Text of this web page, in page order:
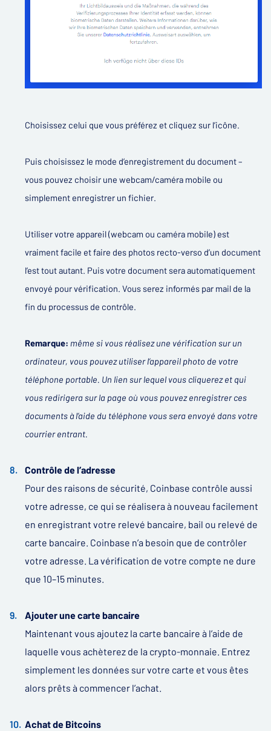
Choisissez celui que vous préférez et cliquez sur l’icône.
Puis choisissez le mode d’enregistrement du document –
vous pouvez choisir une webcam/caméra mobile ou
simplement enregistrer un fichier.
Utiliser votre appareil (webcam ou caméra mobile) est
vraiment facile et faire des photos recto-verso d’un document
l’est tout autant. Puis votre document sera automatiquement
envoyé pour vérification. Vous serez informés par mail de la
fin du processus de contrôle.
Remarque: même si vous réalisez une vérification sur un
ordinateur, vous pouvez utiliser l’appareil photo de votre
téléphone portable. Un lien sur lequel vous cliquerez et qui
vous redirigera sur la page où vous pouvez enregistrer ces
documents à l’aide du téléphone vous sera envoyé dans votre
courrier entrant.
Contrôle de l’adresse
Pour des raisons de sécurité, Coinbase contrôle aussi
votre adresse, ce qui se réalisera à nouveau facilement
en enregistrant votre relevé bancaire, bail ou relevé de
carte bancaire. Coinbase n’a besoin que de contrôler
votre adresse. La vérification de votre compte ne dure
que 10–15 minutes.
Ajouter une carte bancaire
Maintenant vous ajoutez la carte bancaire à l’aide de
laquelle vous achèterez de la crypto-monnaie. Entrez
simplement les données sur votre carte et vous êtes
alors prêts à commencer l’achat.
Achat de Bitcoins